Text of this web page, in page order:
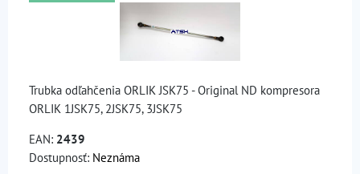
Trubka odľahčenia ORLIK JSK75 - Original ND kompresora
ORLIK 1JSK75, 2JSK75, 3JSK75
EAN: 2439
Dostupnosť: Neznáma